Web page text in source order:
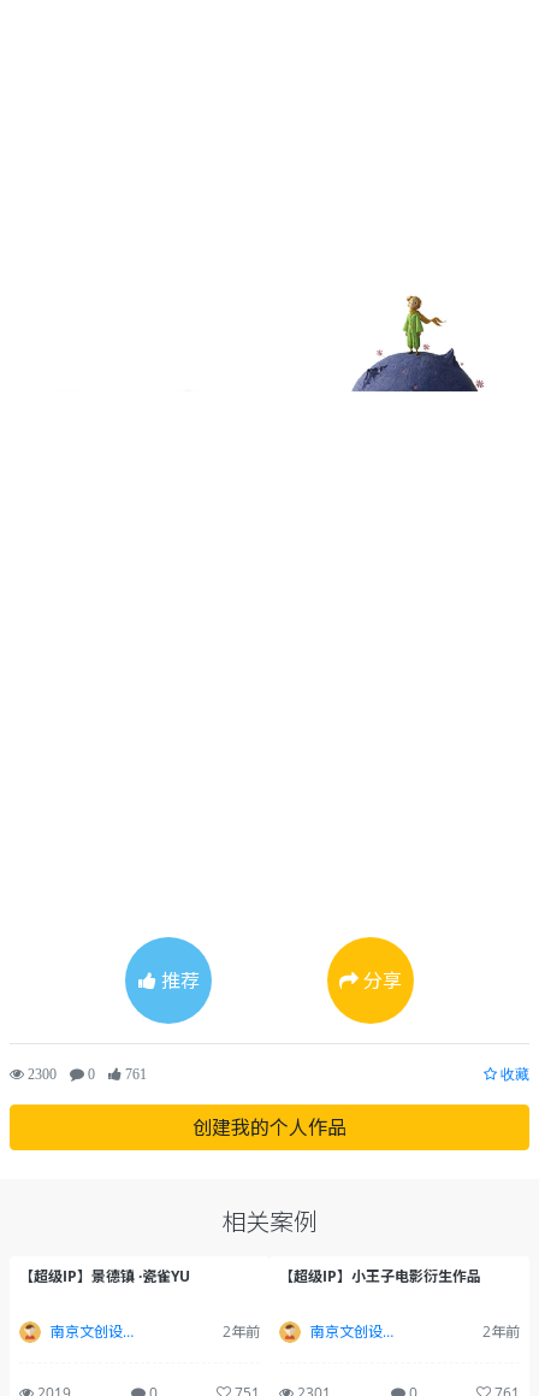
推荐 分享
2300 0 761 收藏
创建我的个人作品
相关案例
【超级IP】景德镇 ·瓷雀YU
南京文创设计-南木设计 2年前
【超级IP】小王子电影衍生作品
南京文创设计-南木设计 2年前